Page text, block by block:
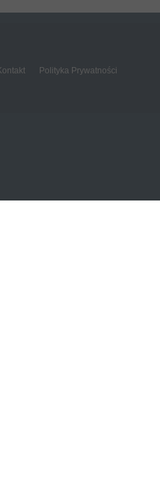
Polityka Prywatności